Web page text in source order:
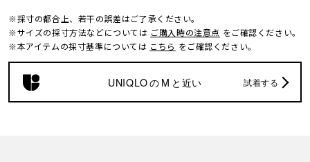
※採寸の都合上、若干の誤差はご了承ください。
※サイズの採寸方法などについては ご購入時の注意点 をご確認ください。
※本アイテムの採寸基準については こちら をご確認ください。
UNIQLOの M と近い 試着する